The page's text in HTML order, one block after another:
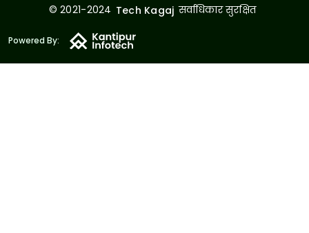
© 2021-2024 Tech Kagaj सर्वाधिकार सुरक्षित
Powered By: